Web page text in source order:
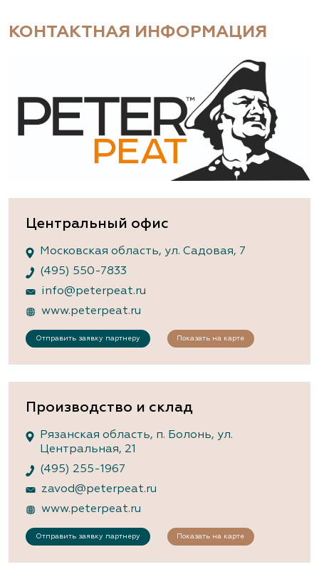
КОНТАКТНАЯ ИНФОРМАЦИЯ
Центральный офис
Московская область, ул. Садовая, 7
(495) 550-7833
info@peterpeat.ru
www.peterpeat.ru
Отправить заявку партнеру Показать на карте
Производство и склад
Рязанская область, п. Болонь, ул.
Центральная, 21
(495) 255-1967
zavod@peterpeat.ru
www.peterpeat.ru
Отправить заявку партнеру Показать на карте